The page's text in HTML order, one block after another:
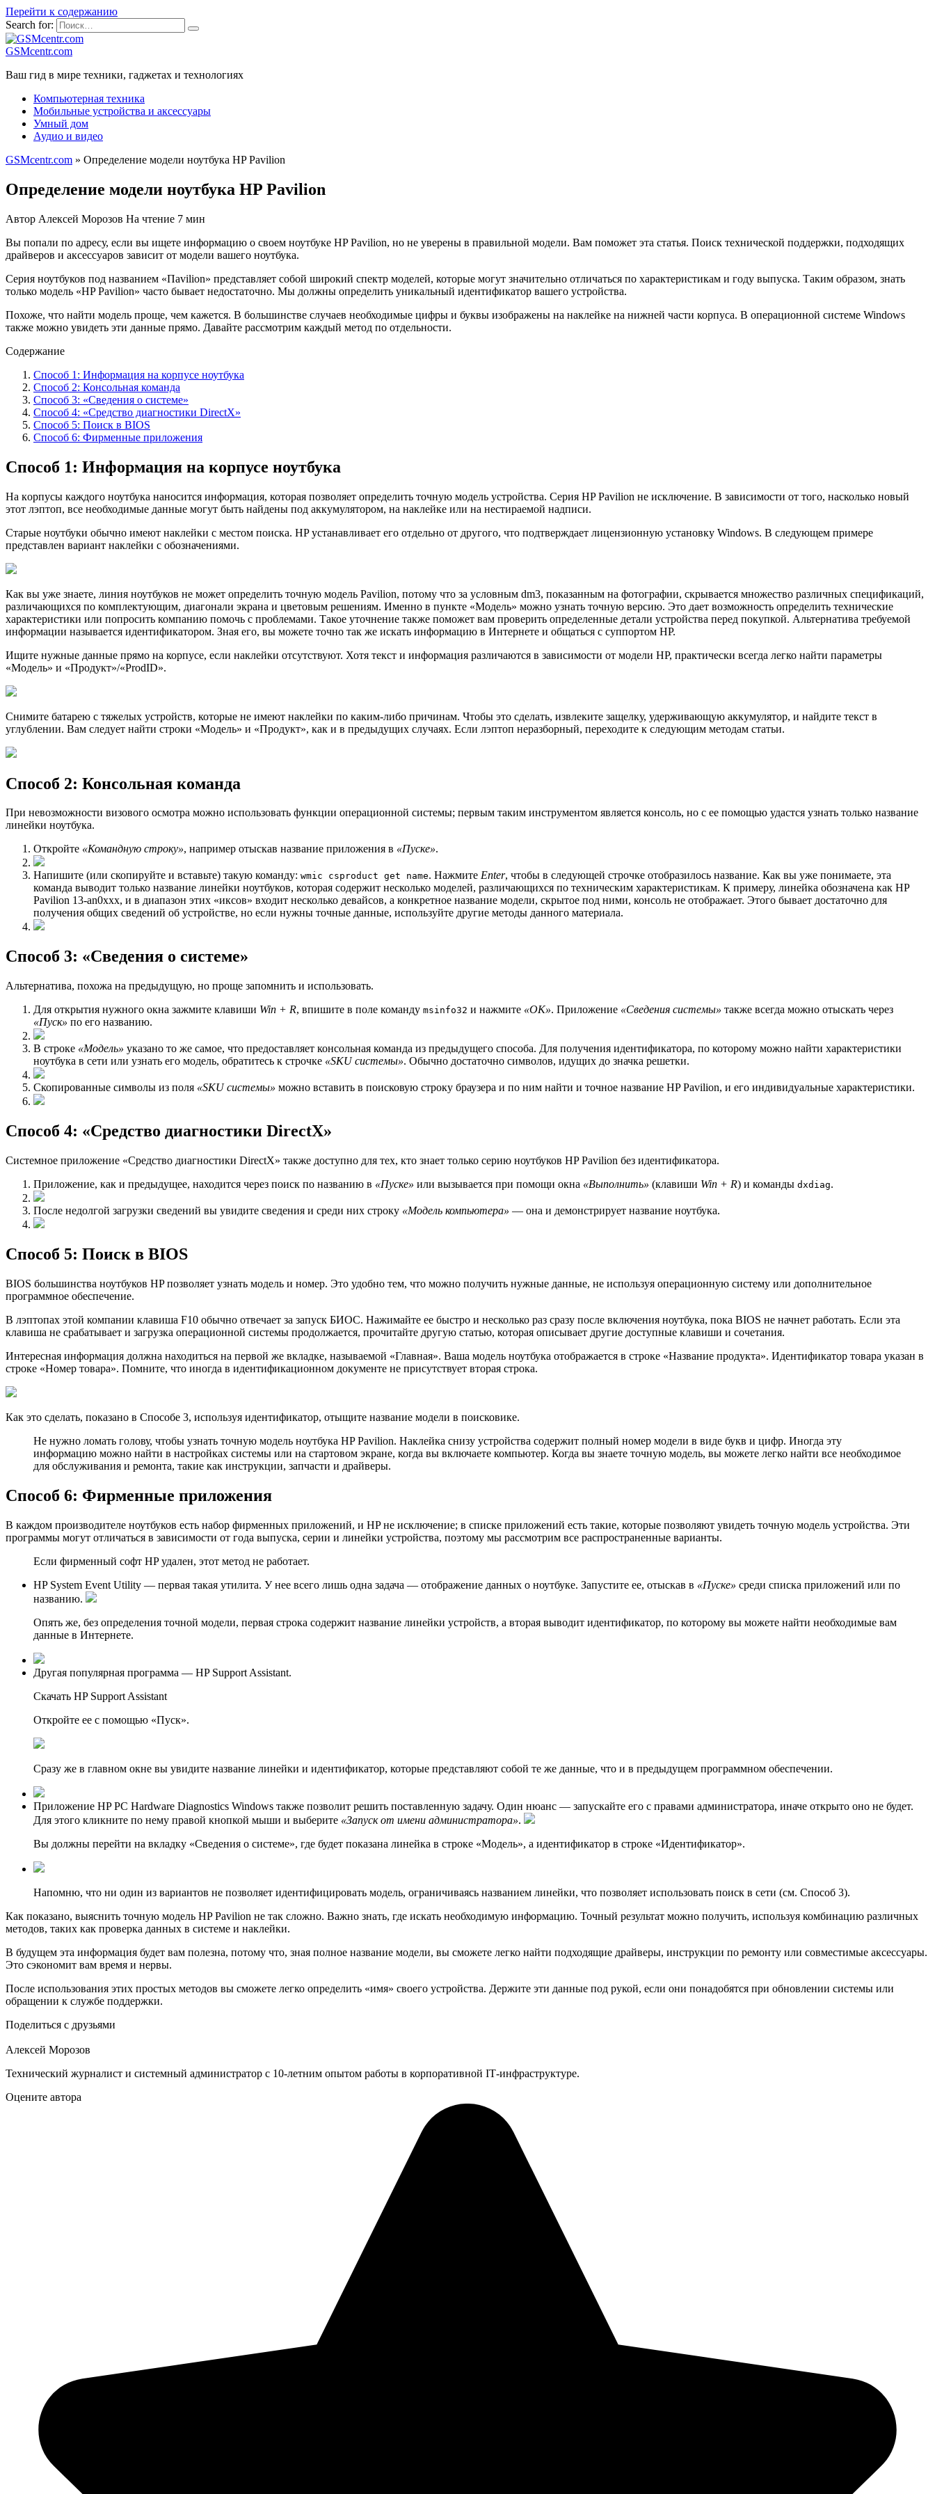
Перейти к содержанию
Search for:
GSMcentr.com
Ваш гид в мире техники, гаджетах и технологиях
Компьютерная техника
Мобильные устройства и аксессуары
Умный дом
Аудио и видео
GSMcentr.com » Определение модели ноутбука HP Pavilion
Определение модели ноутбука HP Pavilion
Автор Алексей Морозов На чтение 7 мин
Вы попали по адресу, если вы ищете информацию о своем ноутбуке HP Pavilion, но не уверены в правильной модели. Вам поможет эта статья. Поиск технической поддержки, подходящих
драйверов и аксессуаров зависит от модели вашего ноутбука.
Серия ноутбуков под названием «Пavilion» представляет собой широкий спектр моделей, которые могут значительно отличаться по характеристикам и году выпуска. Таким образом, знать
только модель «HP Pavilion» часто бывает недостаточно. Мы должны определить уникальный идентификатор вашего устройства.
Похоже, что найти модель проще, чем кажется. В большинстве случаев необходимые цифры и буквы изображены на наклейке на нижней части корпуса. В операционной системе Windows
также можно увидеть эти данные прямо. Давайте рассмотрим каждый метод по отдельности.
Содержание
Способ 1: Информация на корпусе ноутбука
Способ 2: Консольная команда
Способ 3: «Сведения о системе»
Способ 4: «Средство диагностики DirectX»
Способ 5: Поиск в BIOS
Способ 6: Фирменные приложения
Способ 1: Информация на корпусе ноутбука
На кoрпусы каждого ноутбука наносится информация, которая позволяет определить точную модель устройства. Серия HP Pavilion не исключение. В зависимости от того, насколько новый
этот лэптоп, все необходимые данные могут быть найдены под аккумулятором, на наклейке или на нестираемой надписи.
Старые ноутбуки обычно имеют наклейки с местом поиска. HP устанавливает его отдельно от другого, что подтверждает лицензионную установку Windows. В следующем примере
представлен вариант наклейки с обозначениями.
Как вы уже знаете, линия ноутбуков не может определить точную модель Pavilion, потому что за условным dm3, показанным на фотографии, скрывается множество различных спецификаций,
различающихся по комплектующим, диагонали экрана и цветовым решениям. Именно в пункте «Модель» можно узнать точную версию. Это дает возможность определить технические
характеристики или попросить компанию помочь с проблемами. Такое уточнение также поможет вам проверить определенные детали устройства перед покупкой. Альтернатива требуемой
информации называется идентификатором. Зная его, вы можете точно так же искать информацию в Интернете и общаться с суппортом HP.
Ищите нужные данные прямо на корпусе, если наклейки отсутствуют. Хотя текст и информация различаются в зависимости от модели HP, практически всегда легко найти параметры
«Модель» и «Продукт»/«ProdID».
Снимите батарею с тяжелых устройств, которые не имеют наклейки по каким-либо причинам. Чтобы это сделать, извлеките защелку, удерживающую аккумулятор, и найдите текст в
углублении. Вам следует найти строки «Модель» и «Продукт», как и в предыдущих случаях. Если лэптоп неразборный, переходите к следующим методам статьи.
Способ 2: Консольная команда
При невозможности визового осмотра можно использовать функции операционной системы; первым таким инструментом является консоль, но с ее помощью удастся узнать только название
линейки ноутбука.
Откройте «Командную строку», например отыскав название приложения в «Пуске».
Напишите (или скопируйте и вставьте) такую команду: wmic csproduct get name. Нажмите Enter, чтобы в следующей строчке отобразилось название. Как вы уже понимаете, эта
команда выводит только название линейки ноутбуков, которая содержит несколько моделей, различающихся по техническим характеристикам. К примеру, линейка обозначена как HP
Pavilion 13-an0xxx, и в диапазон этих «иксов» входит несколько девайсов, а конкретное название модели, скрытое под ними, консоль не отображает. Этого бывает достаточно для
получения общих сведений об устройстве, но если нужны точные данные, используйте другие методы данного материала.
Способ 3: «Сведения о системе»
Альтернатива, похожа на предыдущую, но проще запомнить и использовать.
Для открытия нужного окна зажмите клавиши Win + R, впишите в поле команду msinfo32 и нажмите «ОК». Приложение «Сведения системы» также всегда можно отыскать через
«Пуск» по его названию.
В строке «Модель» указано то же самое, что предоставляет консольная команда из предыдущего способа. Для получения идентификатора, по которому можно найти характеристики
ноутбука в сети или узнать его модель, обратитесь к строчке «SKU системы». Обычно достаточно символов, идущих до значка решетки.
Скопированные символы из поля «SKU системы» можно вставить в поисковую строку браузера и по ним найти и точное название HP Pavilion, и его индивидуальные характеристики.
Способ 4: «Средство диагностики DirectX»
Системное приложение «Средство диагностики DirectX» также доступно для тех, кто знает только серию ноутбуков HP Pavilion без идентификатора.
Приложение, как и предыдущее, находится через поиск по названию в «Пуске» или вызывается при помощи окна «Выполнить» (клавиши Win + R) и команды dxdiag.
После недолгой загрузки сведений вы увидите сведения и среди них строку «Модель компьютера» — она и демонстрирует название ноутбука.
Способ 5: Поиск в BIOS
BIOS большинства ноутбуков HP позволяет узнать модель и номер. Это удобно тем, что можно получить нужные данные, не используя операционную систему или дополнительное
программное обеспечение.
В лэптопах этой компании клавиша F10 обычно отвечает за запуск БИОС. Нажимайте ее быстро и несколько раз сразу после включения ноутбука, пока BIOS не начнет работать. Если эта
клавиша не срабатывает и загрузка операционной системы продолжается, прочитайте другую статью, которая описывает другие доступные клавиши и сочетания.
Интересная информация должна находиться на первой же вкладке, называемой «Главная». Ваша модель ноутбука отображается в строке «Название продукта». Идентификатор товара указан в
строке «Номер товара». Помните, что иногда в идентификационном документе не присутствует вторая строка.
Как это сделать, показано в Способе 3, используя идeнтификатор, отыщите название модели в поисковике.
Не нужно ломать голову, чтобы узнать точную модель ноутбука HP Pavilion. Наклейка снизу устройства содержит полный номер модели в виде букв и цифр. Иногда эту
информацию можно найти в настройках системы или на стартовом экране, когда вы включаете компьютер. Когда вы знаете точную модель, вы можете легко найти все необходимое
для обслуживания и ремонта, такие как инструкции, запчасти и драйверы.
Способ 6: Фирменные приложения
В каждом производителе ноутбуков есть набор фирменных приложений, и HP не исключение; в списке приложений есть такие, которые позволяют увидеть точную модель устройства. Эти
программы могут отличаться в зависимости от года выпуска, серии и линейки устройства, поэтому мы рассмотрим все распространенные варианты.
Если фирменный софт HP удален, этот метод не работает.
HP System Event Utility — первая такая утилита. У нее всего лишь одна задача — отображение данных о ноутбуке. Запустите ее, отыскав в «Пуске» среди списка приложений или по
названию.
Опять же, без определения точной модели, первая строка содержит название линейки устройств, а вторая выводит идентификатор, по которому вы можете найти необходимые вам
данные в Интернете.
Другая популярная программа — HP Support Assistant.
Скачать HP Support Assistant
Откройте ее с помощью «Пуcк».
Сразу же в главном окне вы увидите название линейки и идентификатор, которые представляют собой те же данные, что и в предыдущем программном обеспечении.
Приложение HP PC Hardware Diagnostics Windows также позволит решить поставленную задачу. Один нюанс — запускайте его с правами администратора, иначе открыто оно не будет.
Для этого кликните по нему правой кнопкой мыши и выберите «Запуск от имени администратора».
Вы должны перейти на вкладку «Сведения о системе», где будет показана линейка в строке «Модель», а идентификатор в строке «Идентификатор».
Напомню, что ни один из вариантов не позволяет идентифицировать модель, ограничиваясь названием линейки, что позволяет использовать поиск в сети (см. Способ 3).
Как показано, выяснить точную модель HP Pavilion не так сложно. Важно знать, где искать необходимую информацию. Точный результат можно получить, используя комбинацию различных
методов, таких как проверка данных в системе и наклейки.
В будущем эта информация будет вам полезна, потому что, зная полное название модели, вы сможете легко найти подходящие драйверы, инструкции по ремонту или совместимые аксессуары.
Это сэкономит вам время и нервы.
После использования этих простых методов вы сможете легко определить «имя» своего устройства. Держите эти данные под рукой, если они понадобятся при обновлении системы или
обращении к службе поддержки.
Поделиться с друзьями
Алексей Морозов
Технический журналист и системный администратор с 10‑летним опытом работы в корпоративной IT‑инфраструктуре.
Оцените автора